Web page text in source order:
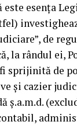
esența
de
la rândul ei,
fi sprijinită de
și cazier
ș.a.m.d.